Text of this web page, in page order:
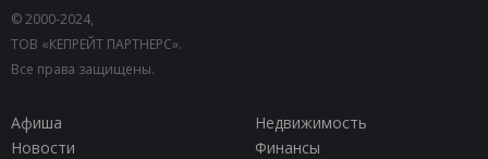
© 2000-2024,
ТОВ «КЕПРЕЙТ ПАРТНЕРС».
Все права защищены.
Афиша
Недвижимость
Новости
Финансы